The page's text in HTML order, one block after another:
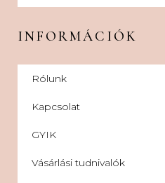
INFORMÁCIÓK
Rólunk
Kapcsolat
GYIK
Vásárlási tudnivalók